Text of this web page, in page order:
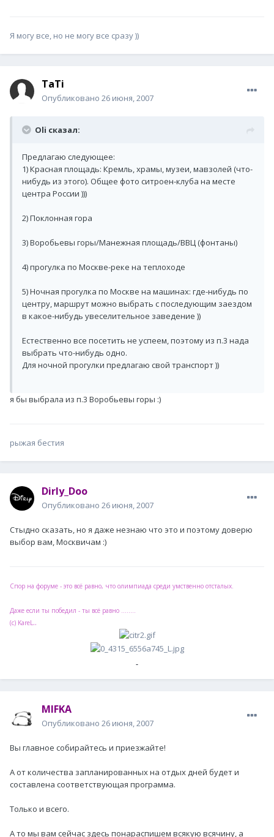
Я могу все, но не могу все сразу ))
TaTi
Опубликовано 26 июня, 2007
Oli сказал:
Предлагаю следующее:
1) Красная площадь: Кремль, храмы, музеи, мавзолей (что-
нибудь из этого). Общее фото ситроен-клуба на месте
центра России )))
2) Поклонная гора
3) Воробьевы горы/Манежная площадь/ВВЦ (фонтаны)
4) прогулка по Москве-реке на теплоходе
5) Ночная прогулка по Москве на машинах: где-нибудь по
центру, маршрут можно выбрать с последующим заездом
в какое-нибудь увеселительное заведение ))
Естественно все посетить не успеем, поэтому из п.3 нада
выбрать что-нибудь одно.
Для ночной прогулки предлагаю свой транспорт ))
я бы выбрала из п.3 Воробьевы горы :)
рыжая бестия
Dirly_Doo
Опубликовано 26 июня, 2007
Стыдно сказать, но я даже незнаю что это и поэтому доверю
выбор вам, Москвичам :)
Спор на форуме - это всё равно, что олимпиада среди умственно отсталых.
Даже если ты победил - ты всё равно ........
(с) KareL..
MIFKA
Опубликовано 26 июня, 2007
Вы главное собирайтесь и приезжайте!
А от количества запланированных на отдых дней будет и
составлена соответствующая программа.
Только и всего.
А то мы вам сейчас здесь понараспишем всякую всячину, а